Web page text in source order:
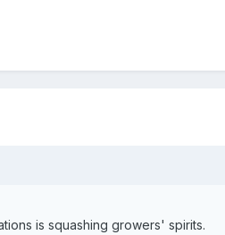
is squashing growers' spirits.